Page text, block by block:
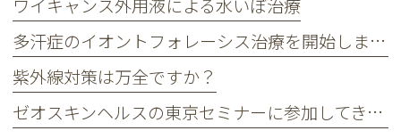
ワイキャンス外用液による水いぼ治療
多汗症のイオントフォレーシス治療を開始しました
紫外線対策は万全ですか？
ゼオスキンヘルスの東京セミナーに参加してきました